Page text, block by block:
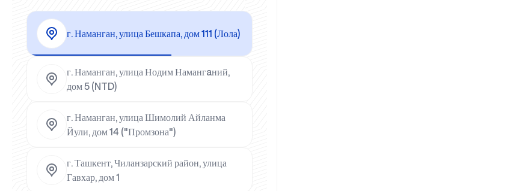
г. Наманган, улица Бешкапа, дом 111 (Лола)
г. Наманган, улица Нодим Намангaний,
дом 5 (NTD)
г. Наманган, улица Шимолий Айланма
Йули, дом 14 ("Промзона")
г. Ташкент, Чиланзарский район, улица
Гавхар, дом 1